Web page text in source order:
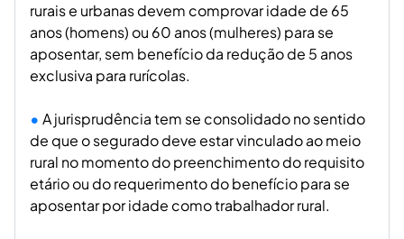
rurais e urbanas devem comprovar idade de 65
anos (homens) ou 60 anos (mulheres) para se
aposentar, sem benefício da redução de 5 anos
exclusiva para rurícolas.
A jurisprudência tem se consolidado no sentido
de que o segurado deve estar vinculado ao meio
rural no momento do preenchimento do requisito
etário ou do requerimento do benefício para se
aposentar por idade como trabalhador rural.